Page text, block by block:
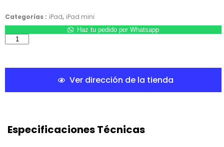
Categorías : iPad, iPad mini
Haz tu pedido por Whatsapp
Ver dirección de la tienda
Especificaciones Técnicas